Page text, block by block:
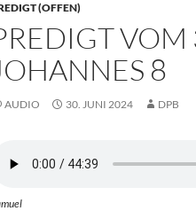
(OFFEN)
8
AUDIO 30. JUNI 2024 DPB